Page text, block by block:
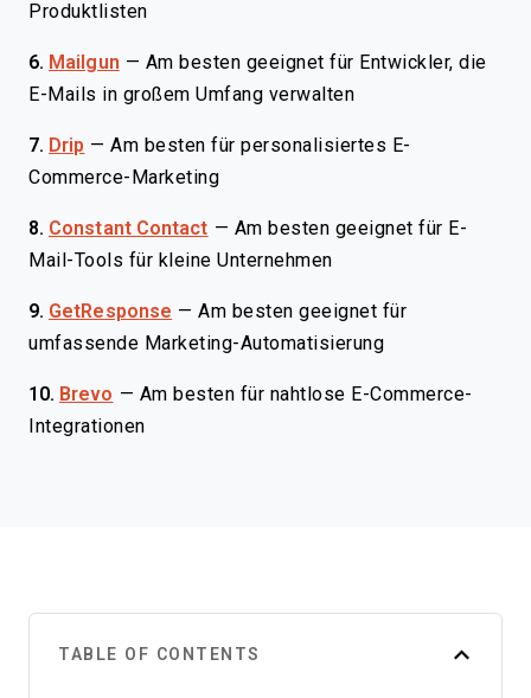
Produktlisten
6. Mailgun — Am besten geeignet für Entwickler, die
E-Mails in großem Umfang verwalten
7. Drip —Am besten für personalisiertes E-
Commerce-Marketing
8. Constant Contact — Am besten geeignet für E-
Mail-Tools für kleine Unternehmen
9. GetResponse —Am besten geeignet für
umfassende Marketing-Automatisierung
10. Brevo — Am besten für nahtlose E-Commerce-
Integrationen
TABLE OF CONTENTS